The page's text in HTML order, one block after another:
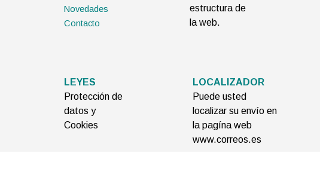
Novedades
Contacto
estructura de
la web.
LEYES
Protección de
datos y
Cookies
LOCALIZADOR
Puede usted
localizar su envío en
la pagína web
www.correos.es